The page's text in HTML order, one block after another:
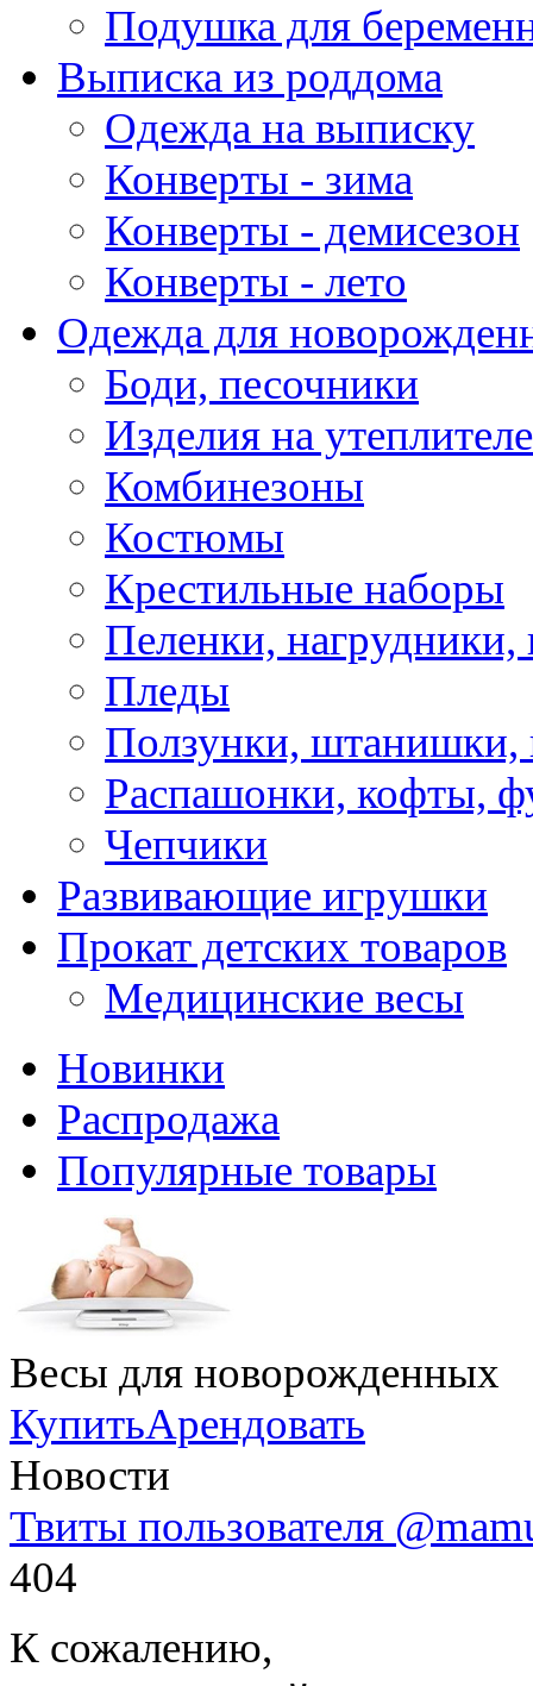
Подушка для
Выписка из роддома
Одежда на выписку
Конверты - зима
Конверты - демисезон
Конверты - лето
Одежда для
Боди, песочники
Изделия на утеплителе
Комбинезоны
Костюмы
Крестильные наборы
Пеленки, нагрудники,
Пледы
Ползунки, штанишки,
Распашонки, кофты,
Чепчики
Развивающие игрушки
Прокат детских товаров
Медицинские весы
Новинки
Распродажа
Популярные товары
Весы для новорожденных
КупитьАрендовать
Новости
Твиты пользователя
404
К сожалению,